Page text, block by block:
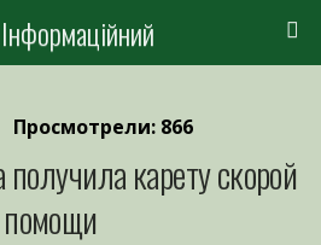
Просмотрели: 866
карету скорой
помощи